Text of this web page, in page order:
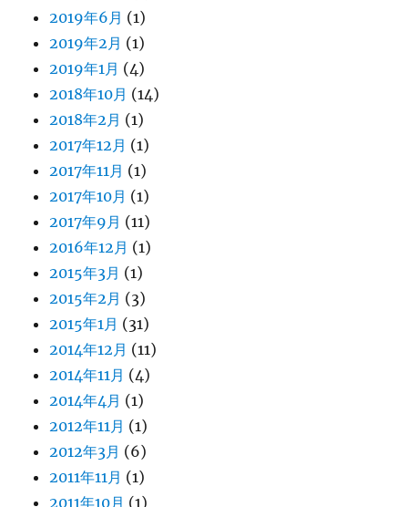
2019年6月 (1)
2019年2月 (1)
2019年1月 (4)
2018年10月 (14)
2018年2月 (1)
2017年12月 (1)
2017年11月 (1)
2017年10月 (1)
2017年9月 (11)
2016年12月 (1)
2015年3月 (1)
2015年2月 (3)
2015年1月 (31)
2014年12月 (11)
2014年11月 (4)
2014年4月 (1)
2012年11月 (1)
2012年3月 (6)
2011年11月 (1)
2011年10月 (1)